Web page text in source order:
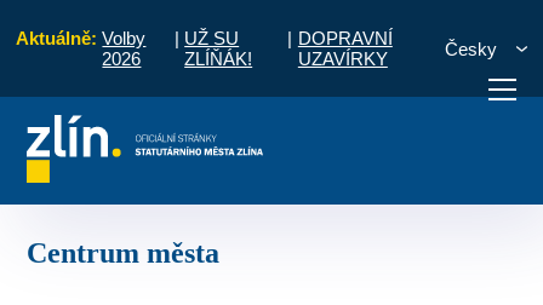
Aktuálně: Volby
2026
| UŽ SU
ZLÍŇÁK!
| DOPRAVNÍ
UZAVÍRKY
Česky
Centrum města